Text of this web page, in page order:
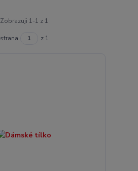
Zobrazuji 1-1 z 1
strana z 1